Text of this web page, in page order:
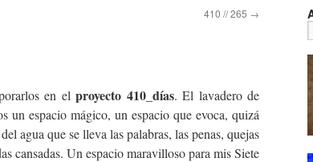
410 // 265 →
en el proyecto 410_días. El lavadero de
un espacio mágico, un espacio que evoca, quizá
agua que se lleva las palabras, las penas, quejas
cansadas. Un espacio maravilloso para mis Siete